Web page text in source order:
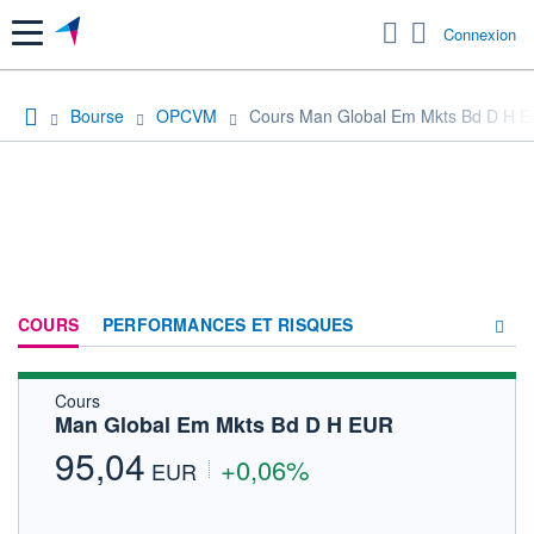
Menu Connexion
Bourse OPCVM Cours Man Global Em Mkts Bd D H
COURS PERFORMANCES ET RISQUES
Cours
Man Global Em Mkts Bd D H EUR
95,04 EUR +0,06%